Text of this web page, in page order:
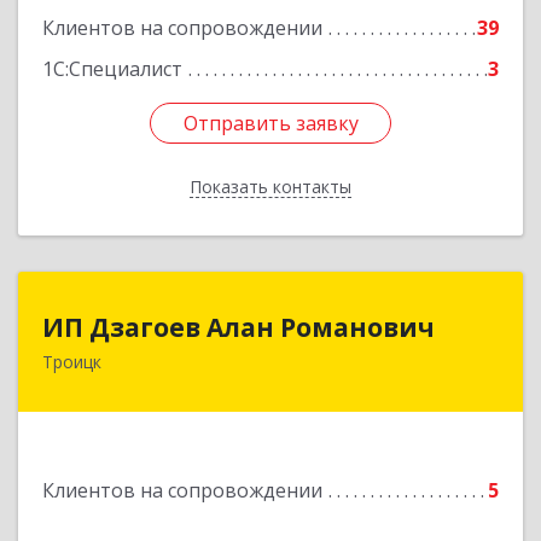
Клиентов на сопровождении
39
1С:Специалист
3
Отправить заявку
Показать контакты
Подробнее
Отправить заявку
Назад
ИП Дзагоев Алан Романович
Троицк
Клиентов на сопровождении 5
Подробнее